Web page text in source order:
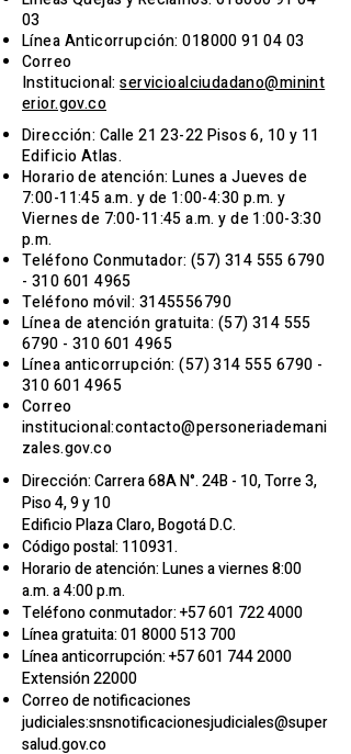
03
Línea Anticorrupción:018000 91 04 03
Correo
Institucional:servicioalciudadano@minint
erior.gov.co
Dirección: Calle 21 23-22 Pisos 6, 10 y 11
Edificio Atlas.
Horario de atención: Lunes a Jueves de
7:00-11:45 a.m. y de 1:00-4:30 p.m. y
Viernes de 7:00-11:45 a.m. y de 1:00-3:30
p.m.
Teléfono Conmutador: (57) 314 555 6790
- 310601 4965
Teléfono móvil: 3145556790
Línea de atención gratuita: (57) 314 555
6790 - 310601 4965
Línea anticorrupción:(57) 314 555 6790 -
310601 4965
Correo
institucional:contacto@personeriademani
zales.gov.co
Dirección: Carrera 68A N°. 24B - 10, Torre 3,
Piso 4, 9 y 10
Edificio Plaza Claro, Bogotá D.C.
Código postal: 110931.
Horario de atención: Lunes a viernes 8:00
a.m. a 4:00 p.m.
Teléfono conmutador:+57 601 722 4000
Línea gratuita:01 8000 513 700
Línea anticorrupción:+57 601 744 2000
Extensión 22000​
Correo de notificaciones
judiciales:snsnotificacionesjudiciales@super
salud.gov.co